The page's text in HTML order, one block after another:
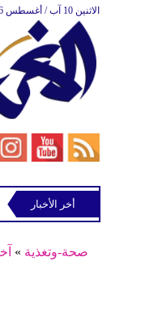
الاثنين 10 آب / أغسطس 2026
عبد الرحمن إمام بعد أزمة
أخر الأخبار
صحة-وتغذية »